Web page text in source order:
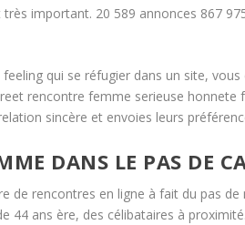
important. 20 589 annonces 867
qui se réfugier dans un site,
rencontre femme serieuse
sincère et envoies leurs
DANS LE PAS DE
de rencontres en ligne à fait du pas
44 ans ère, des célibataires à